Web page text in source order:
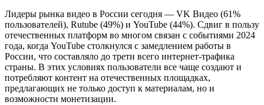
Лидеры рынка видео в России сегодня — VK Видео (61%
пользователей), Rutube (49%) и YouTube (44%). Сдвиг в пользу
отечественных платформ во многом связан с событиями 2024
года, когда YouTube столкнулся с замедлением работы в
России, что составляло до трети всего интернет-трафика
страны. В этих условиях пользователи все чаще создают и
потребляют контент на отечественных площадках,
предлагающих не только доступ к материалам, но и
возможности монетизации.